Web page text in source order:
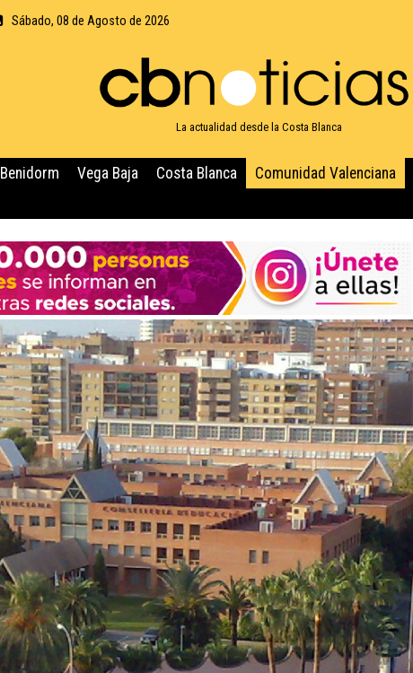
Sábado, 08 de Agosto de 2026
La actualidad desde la Costa Blanca
Benidorm Vega Baja Costa Blanca Comunidad Valenciana